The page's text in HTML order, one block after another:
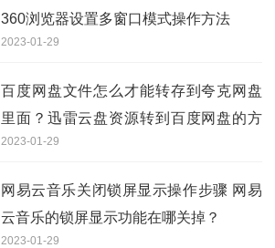
360浏览器设置多窗口模式操作方法
2023-01-29
百度网盘文件怎么才能转存到夸克网盘
里面？迅雷云盘资源转到百度网盘的方
法分享
2023-01-29
网易云音乐关闭锁屏显示操作步骤 网易
云音乐的锁屏显示功能在哪关掉？
2023-01-29